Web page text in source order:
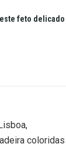
feto delicado
coloridas